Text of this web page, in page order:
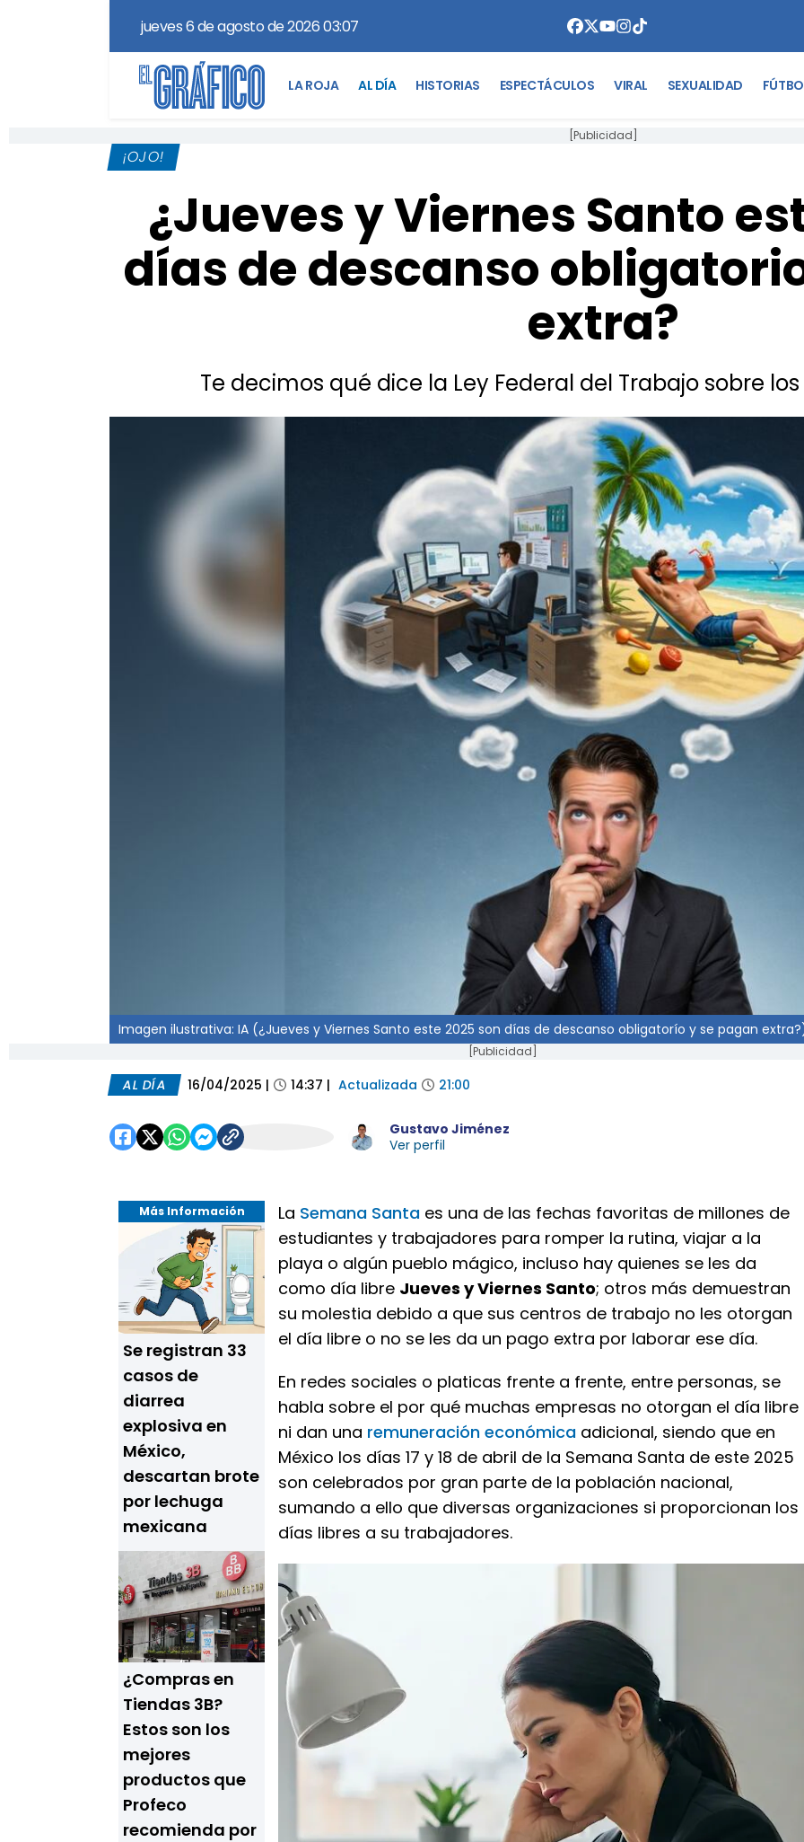
jueves 6 de agosto de 2026 03:07
LA ROJA AL DÍA HISTORIAS ESPECTÁCULOS VIRAL SEXUALIDAD
[Publicidad]
¡OJO!
¿Jueves y Viernes Santo
días de descanso
extra?
Te decimos qué dice la Ley Federal del Trabajo sobre
Imagen ilustrativa: IA (¿Jueves y Viernes Santo este 2025 son días de descanso obligatorío y se pagan
[Publicidad]
AL DÍA 16/04/2025 | 14:37 | Actualizada 21:00
Gustavo Jiménez
Ver perfil
Más Información
Se registran 33
casos de
diarrea
explosiva en
México,
descartan brote
por lechuga
mexicana
¿Compras en
Tiendas 3B?
Estos son los
mejores
productos que
Profeco
recomienda por
La Semana Santa es una de las fechas favoritas de millones de
estudiantes y trabajadores para romper la rutina, viajar a la
playa o algún pueblo mágico, incluso hay quienes se les da
como día libre Jueves y Viernes Santo; otros más demuestran
su molestia debido a que sus centros de trabajo no les otorgan
el día libre o no se les da un pago extra por laborar ese día.
En redes sociales o platicas frente a frente, entre personas, se
habla sobre el por qué muchas empresas no otorgan el día libre
ni dan una remuneración económica adicional, siendo que en
México los días 17 y 18 de abril de la Semana Santa de este 2025
son celebrados por gran parte de la población nacional,
sumando a ello que diversas organizaciones si proporcionan los
días libres a su trabajadores.